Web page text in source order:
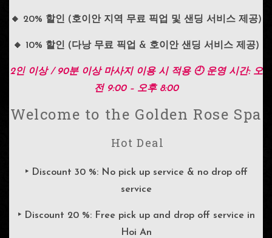
🔸 20% 할인 (호이안 지역 무료 픽업 및 샌딩 서비스 제공)
🔸 10% 할인 (다낭 무료 픽업 & 호이안 샌딩 서비스 제공)
2인 이상 / 90분 이상 마사지 이용 시 적용 🕘 운영 시간: 오
전 9:00 – 오후 8:00
Welcome to the Golden Rose Spa
Hot Deal
‣ Discount 30 %: No pick up service & no drop off
service
‣ Discount 20 %: Free pick up and drop off service in
Hoi An